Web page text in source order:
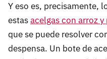
Y eso es, precisamente,
estasacelgas con arroz y
que se puede resolver
despensa. Un bote de